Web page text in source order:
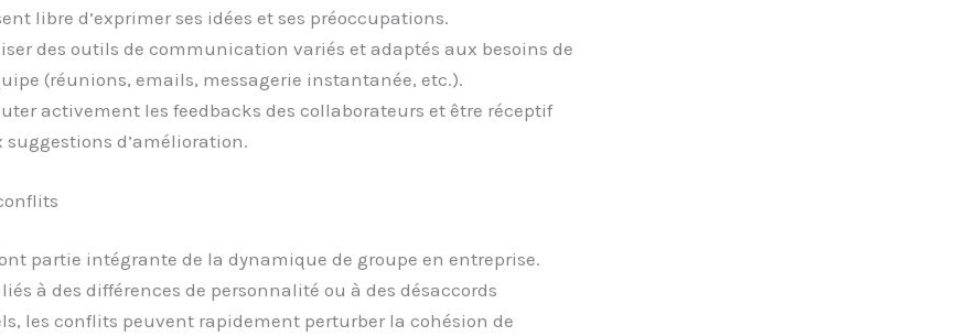
libre d’exprimer ses idées et ses préoccupations.
des outils de communication variés et adaptés aux besoins de
(réunions, emails, messagerie instantanée, etc.).
activement les feedbacks des collaborateurs et être réceptif
suggestions d’amélioration.
partie intégrante de la dynamique de groupe en entreprise.
à des différences de personnalité ou à des désaccords
les conflits peuvent rapidement perturber la cohésion de